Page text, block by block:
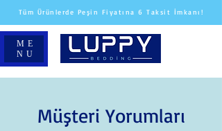
ME
NU
Tüm Ürünlerde Peşin Fiyatına 6 Taksit İmkanı!
Müşteri Yorumları